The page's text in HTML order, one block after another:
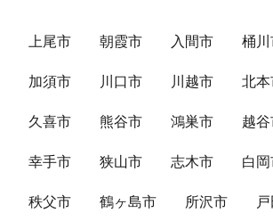
上尾市 朝霞市 入間市 桶川
加須市 川口市 川越市 北本
久喜市 熊谷市 鴻巣市 越
幸手市 狭山市 志木市 白
秩父市 鶴ヶ島市 所沢市